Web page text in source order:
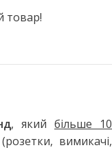
товар!
, який більше 10
вимикачі,